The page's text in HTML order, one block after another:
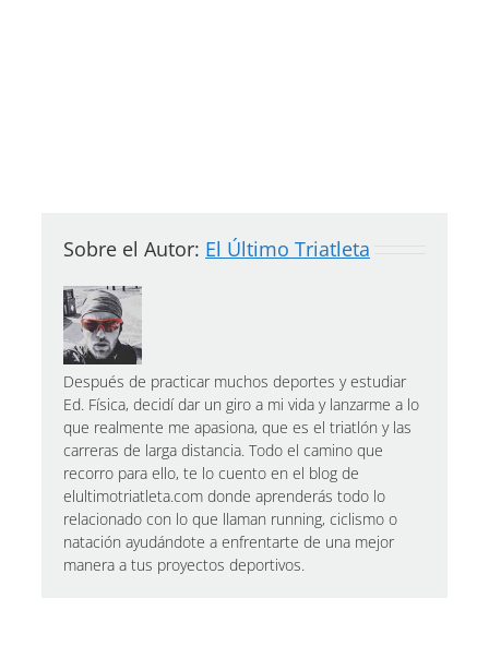
Sobre el Autor: El Último Triatleta
Después de practicar muchos deportes y estudiar
Ed. Física, decidí dar un giro a mi vida y lanzarme a lo
que realmente me apasiona, que es el triatlón y las
carreras de larga distancia. Todo el camino que
recorro para ello, te lo cuento en el blog de
elultimotriatleta.com donde aprenderás todo lo
relacionado con lo que llaman running, ciclismo o
natación ayudándote a enfrentarte de una mejor
manera a tus proyectos deportivos.